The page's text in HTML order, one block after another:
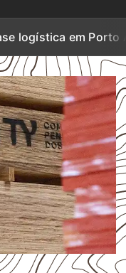
em Porto Alegre,